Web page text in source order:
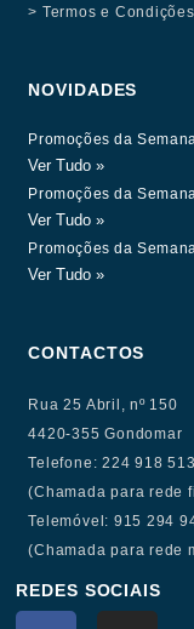
> Termos e Condições
NOVIDADES
Promoções da
Ver Tudo »
Promoções da
Ver Tudo »
Promoções da
Ver Tudo »
CONTACTOS
Rua 25 Abril, nº 150
4420-355 Gondomar
Telefone: 224 918 513
(Chamada para rede
Telemóvel: 915 294
(Chamada para rede
REDES SOCIAIS
F I